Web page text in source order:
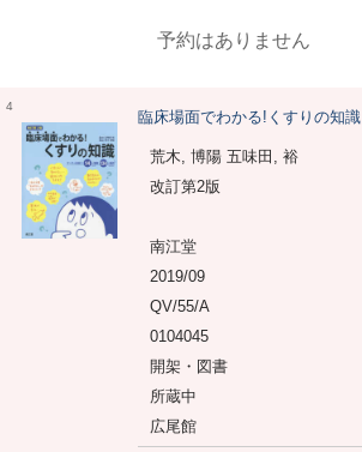
予約はありません
4
臨床場面でわかる!くすりの知識
荒木, 博陽 五味田, 裕
改訂第2版
南江堂
2019/09
QV/55/A
0104045
開架・図書
所蔵中
広尾館